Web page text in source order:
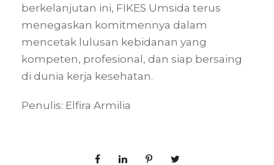
berkelanjutan ini, FIKES Umsida terus
menegaskan komitmennya dalam
mencetak lulusan kebidanan yang
kompeten, profesional, dan siap bersaing
di dunia kerja kesehatan.
Penulis: Elfira Armilia